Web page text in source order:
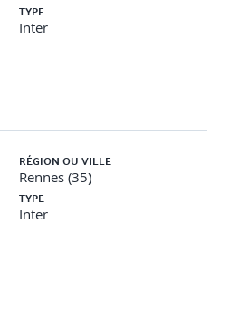
TYPE
Inter
RÉGION OU VILLE
Rennes (35)
TYPE
Inter